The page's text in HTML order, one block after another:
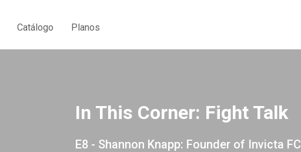
Catálogo Planos
In This Corner: Fight Talk
E8 - Shannon Knapp: Founder of Invicta FC